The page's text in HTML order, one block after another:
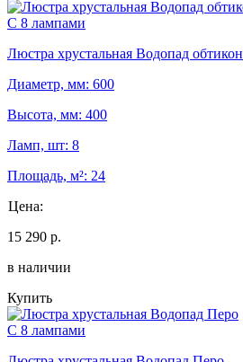
С 8 лампами
Люстра хрустальная Водопад обтикон
Диаметр, мм: 600
Высота, мм: 400
Ламп, шт: 8
Площадь, м²: 24
Цена:
15 290 р.
в наличии
Купить
С 8 лампами